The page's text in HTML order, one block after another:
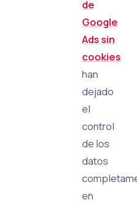
de
Google
Ads sin
cookies
han
dejado
el
control
de los
datos
en